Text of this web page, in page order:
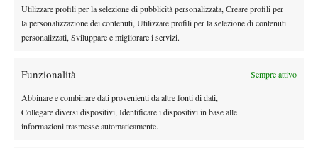
Utilizzare profili per la selezione di pubblicità personalizzata, Creare profili per
la personalizzazione dei contenuti, Utilizzare profili per la selezione di contenuti
personalizzati, Sviluppare e migliorare i servizi.
Funzionalità Sempre attivo
Abbinare e combinare dati provenienti da altre fonti di dati,
Collegare diversi dispositivi, Identificare i dispositivi in base alle
informazioni trasmesse automaticamente.
ottimo fatto vedere durante tutto l’arco della settimana e non
togliendo all’azzurro alcuna soddisfazione per il grande
Nel femminile è riuscita a distinguersi positivamente la classe
singolare arrendendosi solo alla russanumero 4 Kristina
Kislyak , mentre nel doppio insieme alla compagna